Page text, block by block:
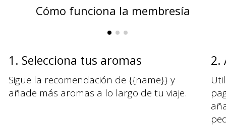
Cómo funciona la membresía
1. Selecciona tus aromas
Sigue la recomendación de {{name}} y
añade más aromas a lo largo de tu viaje.
2.